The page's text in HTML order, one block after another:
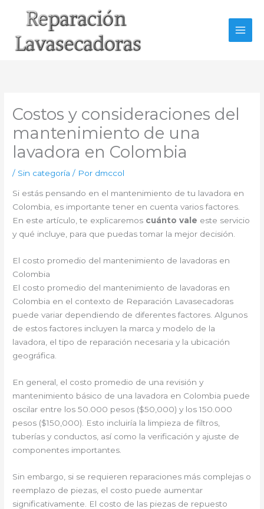
Costos y consideraciones del
mantenimiento de una
lavadora en Colombia
/ Sin categoría / Por dmccol
Si estás pensando en el mantenimiento de tu lavadora en
Colombia, es importante tener en cuenta varios factores.
En este artículo, te explicaremos cuánto vale este servicio
y qué incluye, para que puedas tomar la mejor decisión.
El costo promedio del mantenimiento de lavadoras en
Colombia
El costo promedio del mantenimiento de lavadoras en
Colombia en el contexto de Reparación Lavasecadoras
puede variar dependiendo de diferentes factores. Algunos
de estos factores incluyen la marca y modelo de la
lavadora, el tipo de reparación necesaria y la ubicación
geográfica.
En general, el costo promedio de una revisión y
mantenimiento básico de una lavadora en Colombia puede
oscilar entre los 50.000 pesos ($50,000) y los 150.000
pesos ($150,000). Esto incluiría la limpieza de filtros,
tuberías y conductos, así como la verificación y ajuste de
componentes importantes.
Sin embargo, si se requieren reparaciones más complejas o
reemplazo de piezas, el costo puede aumentar
significativamente. El costo de las piezas de repuesto